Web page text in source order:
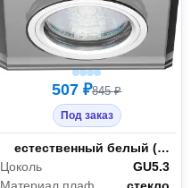
507 ₽845 ₽
Под заказ
Цветность
естественный белый (3300-5000 К)
Цоколь
GU5.3
стекло